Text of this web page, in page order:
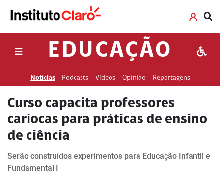
EDUCAÇÃO
Notícias Podcasts Vídeos Opinião Reportagens
Curso capacita professores
cariocas para práticas de ensino
de ciência
Serão construídos experimentos para Educação Infantil e
Fundamental I